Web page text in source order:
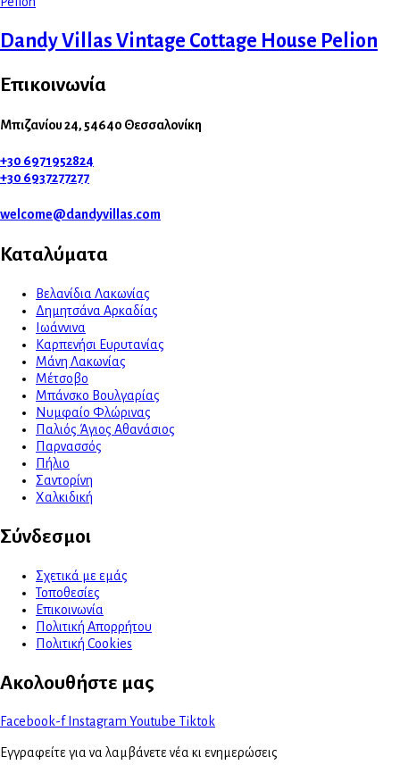
Dandy Villas Vintage Cottage House Pelion
Επικοινωνία
Μπιζανίου 24, 54640 Θεσσαλονίκη
+30 6971952824
+30 6937277277
welcome@dandyvillas.com
Καταλύματα
Βελανίδια Λακωνίας
Δημητσάνα Αρκαδίας
Ιωάννινα
Καρπενήσι Ευρυτανίας
Μάνη Λακωνίας
Μέτσοβο
Μπάνσκο Βουλγαρίας
Νυμφαίο Φλώρινας
Παλιός Άγιος Αθανάσιος
Παρνασσός
Πήλιο
Σαντορίνη
Χαλκιδική
Σύνδεσμοι
Σχετικά με εμάς
Τοποθεσίες
Επικοινωνία
Πολιτική Απορρήτου
Πολιτική Cookies
Ακολουθήστε μας
Facebook-f Instagram Youtube Tiktok
Εγγραφείτε για να λαμβάνετε νέα κι ενημερώσεις